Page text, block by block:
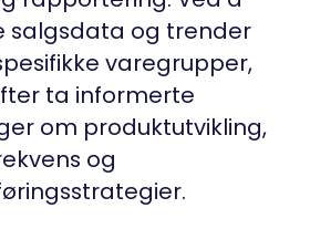
salgsdata og trender
varegrupper,
ta informerte
om produktutvikling,
og